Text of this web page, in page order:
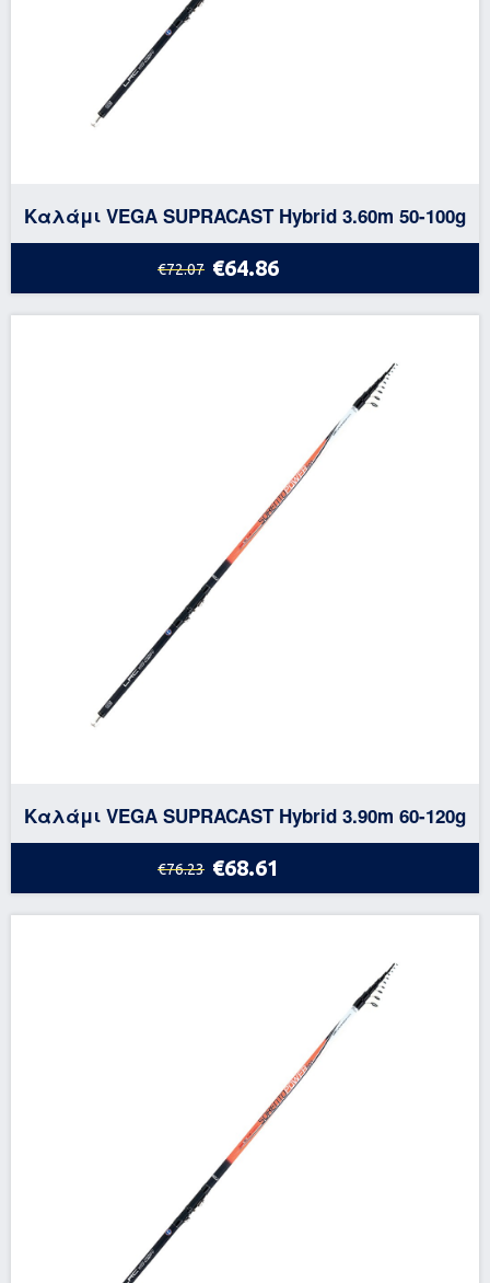
Καλάμι VEGA SUPRACAST Hybrid 3.60m 50-100g
€72.07 €64.86
Καλάμι VEGA SUPRACAST Hybrid 3.90m 60-120g
€76.23 €68.61